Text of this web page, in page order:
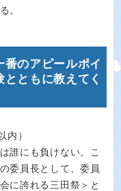
。
番のアピールポイ
ともに教えてく
内）
誰にも負けない。こ
委員長として、委員
に誇れる三田祭＞と